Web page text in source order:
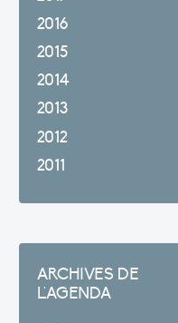
2016
2015
2014
2013
2012
2011
ARCHIVES DE
L'AGENDA